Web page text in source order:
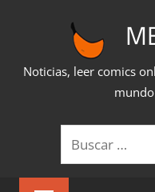
Noticias, leer comics
Buscar: